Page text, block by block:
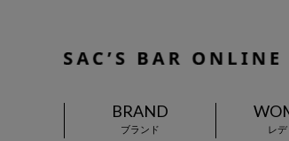
BRAND
ブランド レデ